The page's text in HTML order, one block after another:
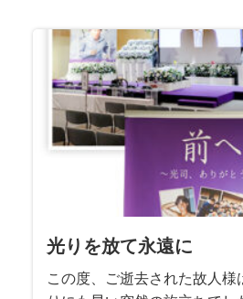
と左右にお飾りし、それを象
族でゆっくりとお別れいた
光りを放て永遠に
この度、ご逝去された故人様